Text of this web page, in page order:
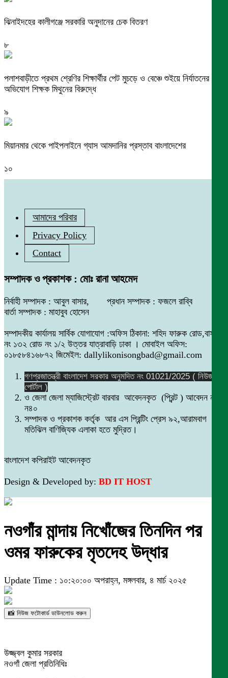
ঝিনাইদহের কালীগঞ্জে সরকারি অনুদানের চেক বিতরণ
৮
পলাশবাড়ীতে প্রথম শ্রেণির শিক্ষার্থীর পেট মুচড়ে ও বেঞ্চে শুইয়ে নির্যাতনের
অভিযোগ শিক্ষক মিথুনের বিরুদ্ধে
৯
মিয়ানমার থেকে পাইপলাইনে গ্যাস আমদানির প্রস্তাব বাংলাদেশের
১০
আমাদের পরিবার
Privacy Policy
Contact
সম্পাদক ও প্রকাশক : মোঃ রানা আহমেদ
নির্বাহী সম্পাদক : আবুল বাসার, প্রধান সম্পাদক : ফজলে রাব্বি
বার্তা সম্পাদক : মাহাবুব হোসেন
সম্পাদকীয় কার্যালয় সার্বিক যোগাযোগ :অফিস ঠিকানা: শহিদ ফারুক রোড,বাসা
নং ১৩২ রোড নং ১/২ উত্তর যাত্রাবাড়ি ঢাকা । মোবাইল অফিস:
০১৮৫৮৪১৬৮৭২ জিমেইল: dallylikonisongbad@gmail.com
গণপ্রজাতন্ত্রী বাংলাদেশ সরকার অনুমদিত নং 01021/2025 ( নিউজ
পোর্টাল )
ও জেলা জেলা ম্যাজিস্ট্রেট বারবার আবেদনকৃত (প্রিন্ট ) আবেদন নং
ন৪০
সম্পাদক ও প্রকাশক কর্তৃক আর এস প্রিন্টিং প্রেস ৯২,আরামবাগ
মতিঝিল বাণিজ্যিক এলাকা হতে মুদ্রিত।
বাংলাদেশ কপিরাইট আবেদনকৃত
Design & Developed by: BD IT HOST
নওগাঁর মান্দায় নিখোঁজের তিনদিন পর
ওমর ফারুকের মৃতদেহ উদ্ধার
Update Time : ১০:২০:০০ অপরাহ্ন, মঙ্গলবার, ৪ মার্চ ২০২৫
📸 নিউজ ফটোকার্ড ডাউনলোড করুন
উজ্জ্বল কুমার সরকার
নওগাঁ জেলা প্রতিনিধিঃ